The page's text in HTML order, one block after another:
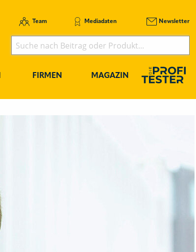
Team Mediadaten Newsletter
FIRMEN MAGAZIN